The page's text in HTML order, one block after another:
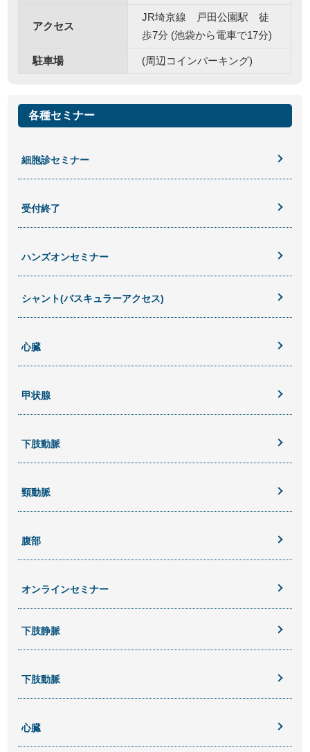
アクセス
JR埼京線 戸田公園駅 徒
歩7分 (池袋から電車で17分)
駐車場 (周辺コインパーキング)
各種セミナー
細胞診セミナー
受付終了
ハンズオンセミナー
シャント(バスキュラーアクセス)
心臓
甲状腺
下肢動脈
頸動脈
腹部
オンラインセミナー
下肢静脈
下肢動脈
心臓